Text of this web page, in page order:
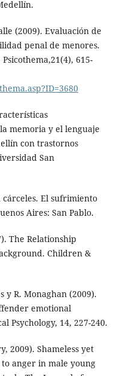
(2009). Evaluación de
penal de menores.
615-
memoria y el lenguaje
con trastornos
San
El sufrimiento
Aires: San Pablo.
The Relationship
Children &
y R. Monaghan (2009).
emotional
Psychology, 14, 227-240.
2009). Shameless yet
anger in male young